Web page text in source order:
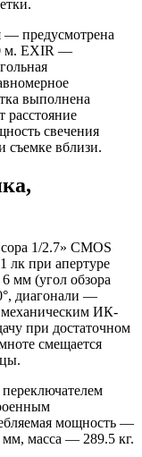
— предусмотрена
м. EXIR —
выполнена
расстояние
свечения
съемке вблизи.
1/2.7» CMOS
лк при апертуре
6 мм (угол обзора
диагонали —
механическим ИК-
при достаточном
смещается
мощность —
масса — 289.5 кг.